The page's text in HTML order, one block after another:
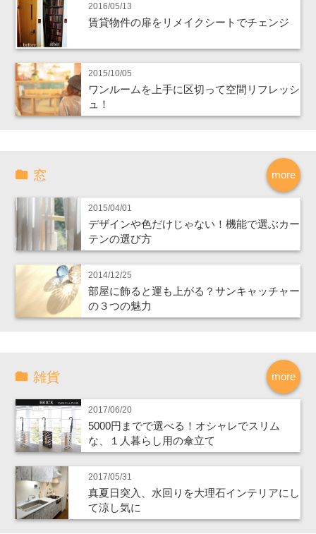
2016/05/13
賃貸物件の扉をリメイクシートでチェンジ
2015/10/05
ワンルームを上手に区切って空間リフレッシ
ュ！
more
窓
2015/04/01
デザインや色だけじゃない！機能で選ぶカー
テンの選び方
2014/12/25
部屋に飾ると運も上がる？サンキャッチャー
の３つの魅力
more
雑貨
2017/06/20
5000円までで選べる！オシャレでスリム
な、１人暮らし用の傘立て
2017/05/31
真夏日突入、水回りを大理石インテリアにし
て涼し気に